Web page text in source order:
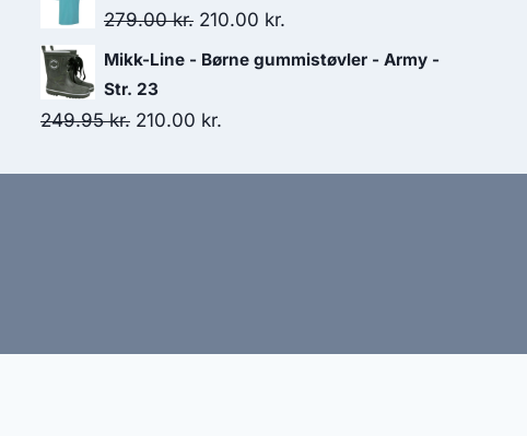
was:
is:
279.00kr. Original
price
279.00 kr..
210.00 kr.
price
Mikk-Line - Børne gummistøvler - Army -
Str. 23
249.95kr. Original
210.00 kr.